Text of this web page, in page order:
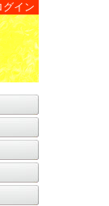
グイン